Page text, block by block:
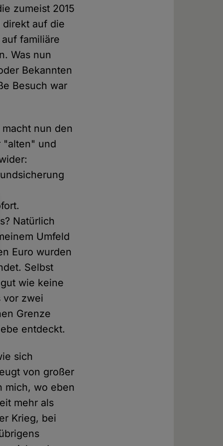
zumeist 2015
direkt auf die
familiäre
Was nun
Bekannten
Besuch war
nun den
"alten" und
Natürlich
Umfeld
Euro wurden
Selbst
wie keine
vor zwei
Grenze
entdeckt.
sich
von großer
mich, wo eben
mehr als
Krieg, bei